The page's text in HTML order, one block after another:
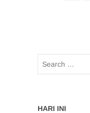
HARI INI